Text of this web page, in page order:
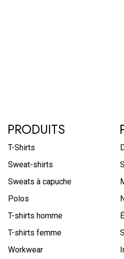
PRODUITS
T-Shirts
Sweat-shirts
Sweats à capuche
Polos
T-shirts homme
T-shirts femme
Workwear